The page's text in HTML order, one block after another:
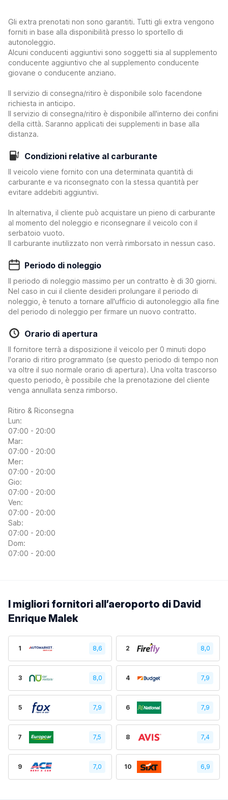
Gli extra prenotati non sono garantiti. Tutti gli extra vengono
forniti in base alla disponibilità presso lo sportello di
autonoleggio.
Alcuni conducenti aggiuntivi sono soggetti sia al supplemento
conducente aggiuntivo che al supplemento conducente
giovane o conducente anziano.
Il servizio di consegna/ritiro è disponibile solo facendone
richiesta in anticipo.
Il servizio di consegna/ritiro è disponibile all'interno dei confini
della città. Saranno applicati dei supplementi in base alla
distanza.
Condizioni relative al carburante
Il veicolo viene fornito con una determinata quantità di
carburante e va riconsegnato con la stessa quantità per
evitare addebiti aggiuntivi.
In alternativa, il cliente può acquistare un pieno di carburante
al momento del noleggio e riconsegnare il veicolo con il
serbatoio vuoto.
Il carburante inutilizzato non verrà rimborsato in nessun caso.
Periodo di noleggio
Il periodo di noleggio massimo per un contratto è di 30 giorni.
Nel caso in cui il cliente desideri prolungare il periodo di
noleggio, è tenuto a tornare all'ufficio di autonoleggio alla fine
del periodo di noleggio per firmare un nuovo contratto.
Orario di apertura
Il fornitore terrà a disposizione il veicolo per 0 minuti dopo
l'orario di ritiro programmato (se questo periodo di tempo non
va oltre il suo normale orario di apertura). Una volta trascorso
questo periodo, è possibile che la prenotazione del cliente
venga annullata senza rimborso.
Ritiro & Riconsegna
Lun:
07:00 - 20:00
Mar:
07:00 - 20:00
Mer:
07:00 - 20:00
Gio:
07:00 - 20:00
Ven:
07:00 - 20:00
Sab:
07:00 - 20:00
Dom:
07:00 - 20:00
I migliori fornitori all’aeroporto di David
Enrique Malek
1 8,6 2 8,0
3 8,0 4 7,9
5 7,9 6 7,9
7 7,5 8 7,4
9 7,0 10 6,9